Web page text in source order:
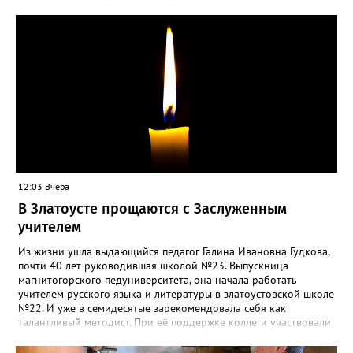
12:03 Вчера
В Златоусте прощаются с Заслуженным
учителем
Из жизни ушла выдающийся педагог Галина Ивановна Гудкова,
почти 40 лет руководившая школой №23. Выпускница
магнитогорского педуниверситета, она начала работать
учителем русского языка и литературы в златоустовской школе
№22. И уже в семидесятые зарекомендовала себя как
талантливый методист. При её поддержке коллеги участвовали